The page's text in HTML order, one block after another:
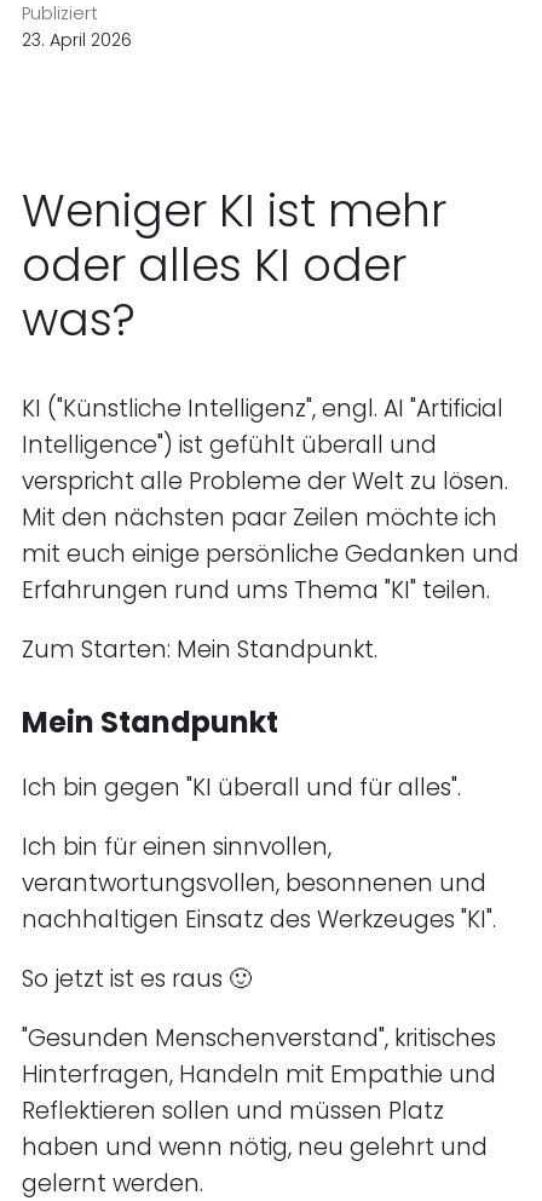
Publiziert
23. April 2026
Weniger KI ist mehr
oder alles KI oder
was?
KI ("Künstliche Intelligenz", engl. AI "Artificial
Intelligence") ist gefühlt überall und
verspricht alle Probleme der Welt zu lösen.
Mit den nächsten paar Zeilen möchte ich
mit euch einige persönliche Gedanken und
Erfahrungen rund ums Thema "KI" teilen.
Zum Starten: Mein Standpunkt.
Mein Standpunkt
Ich bin gegen "KI überall und für alles".
Ich bin für einen sinnvollen,
verantwortungsvollen, besonnenen und
nachhaltigen Einsatz des Werkzeuges "KI".
So jetzt ist es raus 🙂
"Gesunden Menschenverstand", kritisches
Hinterfragen, Handeln mit Empathie und
Reflektieren sollen und müssen Platz
haben und wenn nötig, neu gelehrt und
gelernt werden.